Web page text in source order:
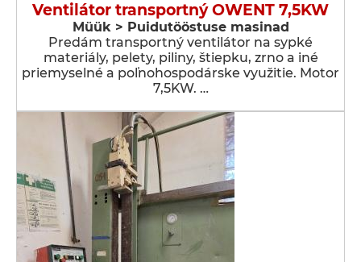
Ventilátor transportný OWENT 7,5KW
Müük > Puidutööstuse masinad
Predám transportný ventilátor na sypké
materiály, pelety, piliny, štiepku, zrno a iné
priemyselné a poľnohospodárske využitie. Motor
7,5KW. …